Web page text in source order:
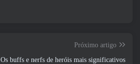
Próximo artigo
Os buffs e nerfs de heróis mais significativos